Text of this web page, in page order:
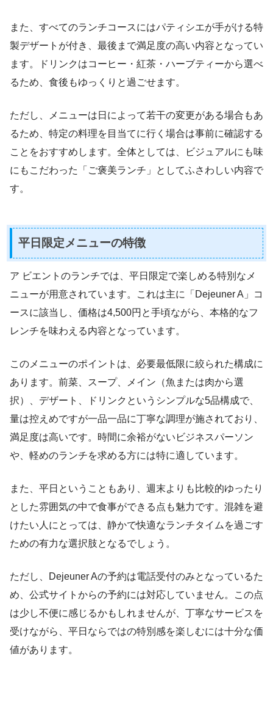
また、すべてのランチコースにはパティシエが手がける特
製デザートが付き、最後まで満足度の高い内容となってい
ます。ドリンクはコーヒー・紅茶・ハーブティーから選べ
るため、食後もゆっくりと過ごせます。
ただし、メニューは日によって若干の変更がある場合もあ
るため、特定の料理を目当てに行く場合は事前に確認する
ことをおすすめします。全体としては、ビジュアルにも味
にもこだわった「ご褒美ランチ」としてふさわしい内容で
す。
平日限定メニューの特徴
ア ビエントのランチでは、平日限定で楽しめる特別なメ
ニューが用意されています。これは主に「Dejeuner A」コ
ースに該当し、価格は4,500円と手頃ながら、本格的なフ
レンチを味わえる内容となっています。
このメニューのポイントは、必要最低限に絞られた構成に
あります。前菜、スープ、メイン（魚または肉から選
択）、デザート、ドリンクというシンプルな5品構成で、
量は控えめですが一品一品に丁寧な調理が施されており、
満足度は高いです。時間に余裕がないビジネスパーソン
や、軽めのランチを求める方には特に適しています。
また、平日ということもあり、週末よりも比較的ゆったり
とした雰囲気の中で食事ができる点も魅力です。混雑を避
けたい人にとっては、静かで快適なランチタイムを過ごす
ための有力な選択肢となるでしょう。
ただし、Dejeuner Aの予約は電話受付のみとなっているた
め、公式サイトからの予約には対応していません。この点
は少し不便に感じるかもしれませんが、丁寧なサービスを
受けながら、平日ならではの特別感を楽しむには十分な価
値があります。